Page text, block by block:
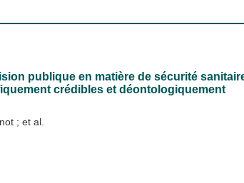
publique en matière de sécurité
crédibles et déontologiquement
; et al.